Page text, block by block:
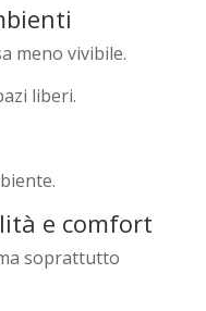
meno vivibile.
liberi.
e comfort
soprattutto